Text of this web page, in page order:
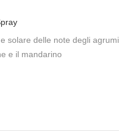
solare delle note degli agrumi
e il mandarino